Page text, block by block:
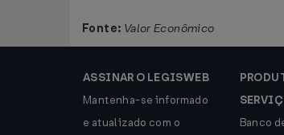
Fonte: Valor Econômico
ASSINAR O LEGISWEB
Mantenha-se informado
e atualizado com o
Banco